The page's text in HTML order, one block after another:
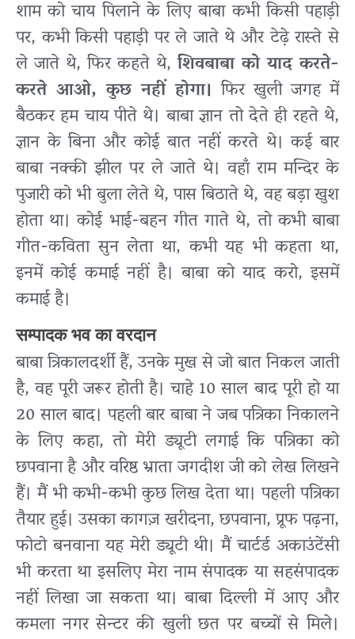
शाम को चाय पिलाने के लिए बाबा कभी किसी पहाड़ी
पर, कभी किसी पहाड़ी पर ले जाते थे और टेढ़े रास्ते से
ले जाते थे, फिर कहते थे,शिवबाबा को याद करते-
करते आओ, कुछ नहीं होगा। फिर खुली जगह में
बैठकर हम चाय पीते थे। बाबा ज्ञान तो देते ही रहते थे,
ज्ञान के बिना और कोई बात नहीं करते थे। कई बार
बाबा नक्की झील पर ले जाते थे। वहाँ राम मन्दिर के
पुजारी को भी बुला लेते थे, पास बिठाते थे, वह बड़ा खुश
होता था। कोई भाई-बहन गीत गाते थे, तो कभी बाबा
गीत-कविता सुन लेता था, कभी यह भी कहता था,
इनमें कोई कमाई नहीं है। बाबा को याद करो, इसमें
कमाई है।
सम्पादक भव का वरदान
बाबा त्रिकालदर्शी हैं, उनके मुख से जो बात निकल जाती
है, वह पूरी जरूर होती है। चाहे 10 साल बाद पूरी हो या
20 साल बाद। पहली बार बाबा ने जब पत्रिका निकालने
के लिए कहा, तो मेरी ड्यूटी लगाई कि पत्रिका को
छपवाना है और वरिष्ठ भ्राता जगदीश जी को लेख लिखने
हैं। मैं भी कभी-कभी कुछ लिख देता था। पहली पत्रिका
तैयार हुई। उसका कागज़ खरीदना, छपवाना, प्रूफ पढ़ना,
फोटो बनवाना यह मेरी ड्यूटी थी। मैं चार्टर्ड अकाउंटेंसी
भी करता था इसलिए मेरा नाम संपादक या सहसंपादक
नहीं लिखा जा सकता था। बाबा दिल्ली में आए और
कमला नगर सेन्टर की खुली छत पर बच्चों से मिले।